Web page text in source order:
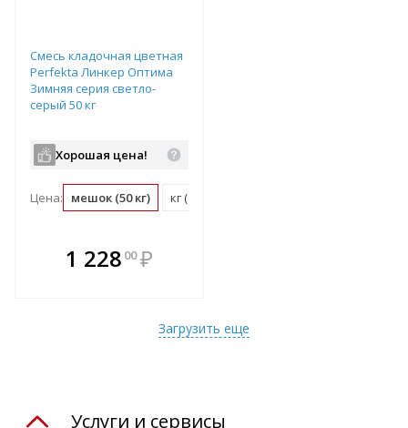
Смесь кладочная цветная
Perfekta Линкер Оптима
Зимняя серия светло-
серый 50 кг
Хорошая цена!
Цена: мешок (50 кг) кг (0.02 мешок)
1 228 00 ₽
Загрузить еще
Услуги и сервисы